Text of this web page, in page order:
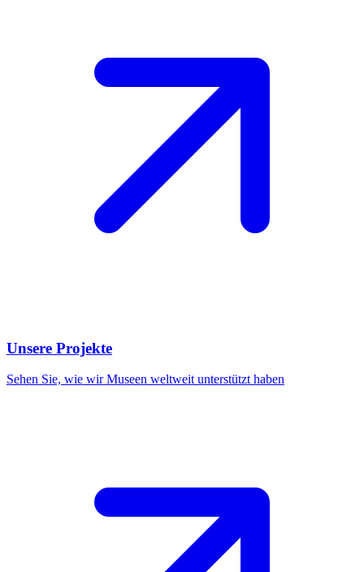
Unsere Projekte
Sehen Sie, wie wir Museen weltweit unterstützt haben